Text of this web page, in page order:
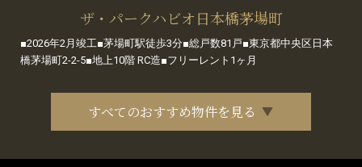
ザ・パークハビオ日本橋茅場町
■2026年2月竣工■茅場町駅徒歩3分■総戸数81戸■東京都中央区日本
橋茅場町2-2-5■地上10階 RC造■フリーレント1ヶ月
すべてのおすすめ物件を見る